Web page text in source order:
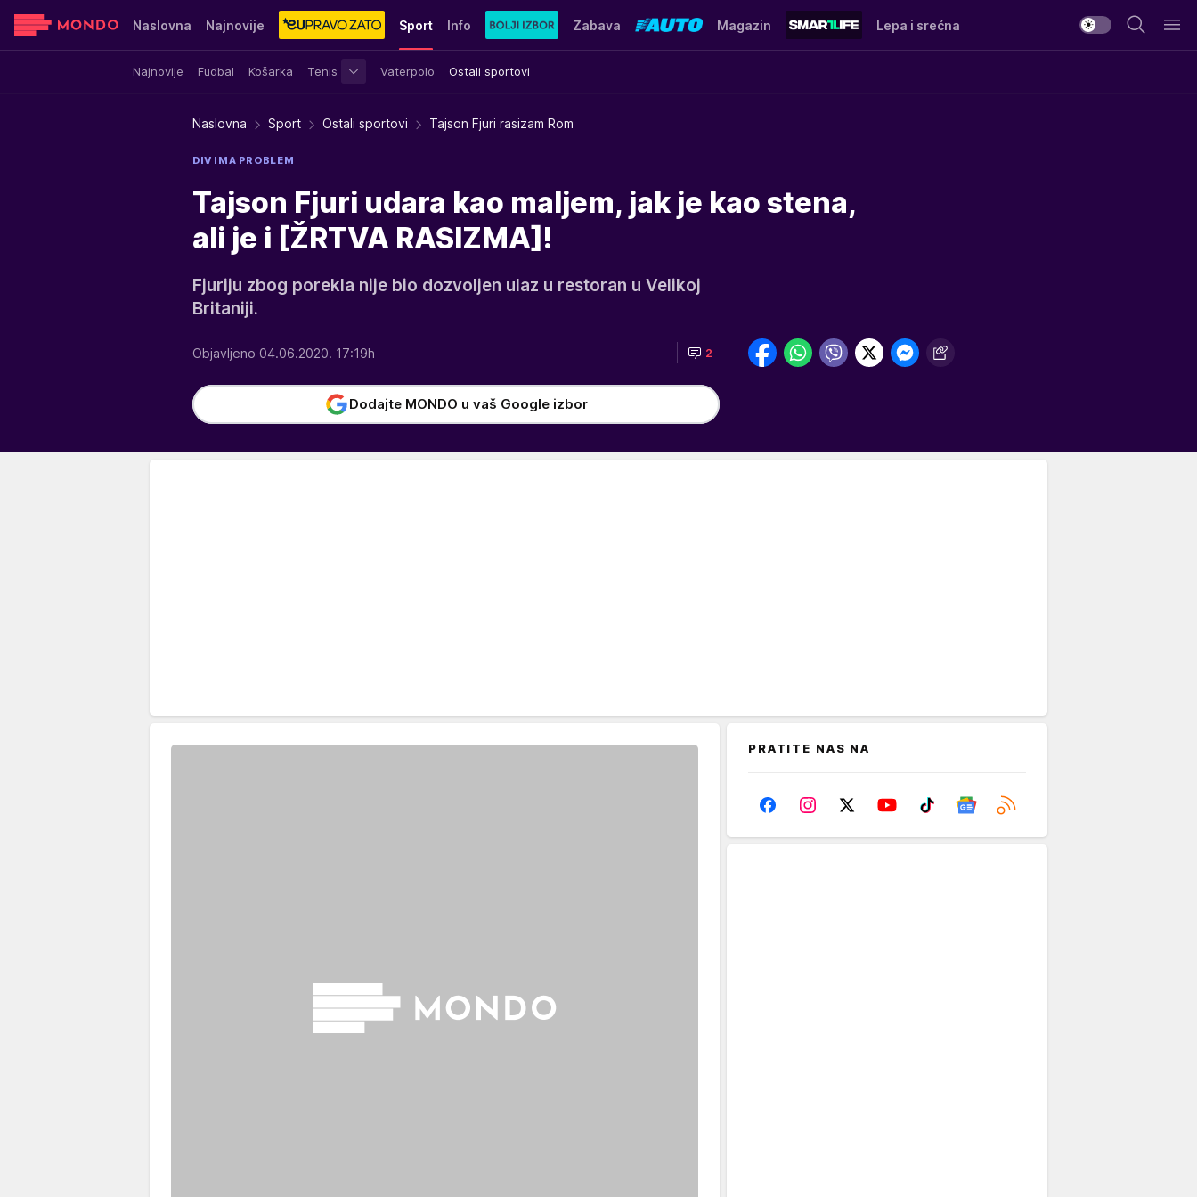
Naslovna Najnovije Sport
Najnovije Fudbal Košarka Tenis Vaterpolo Ostali sportovi
Info Zabava Magazin Lepa i srećna
Sensa Stvar ukusa Yumama
Naslovna Sport Ostali sportovi Tajson Fjuri rasizam Rom
DIV IMA PROBLEM
Tajson Fjuri udara kao maljem, jak je kao stena,
ali je i [ŽRTVA RASIZMA]!
Fjuriju zbog porekla nije bio dozvoljen ulaz u restoran u Velikoj
Britaniji.
Objavljeno 04.06.2020. 17:19h 2
Dodajte MONDO u vaš Google izbor
PRATITE NAS NA